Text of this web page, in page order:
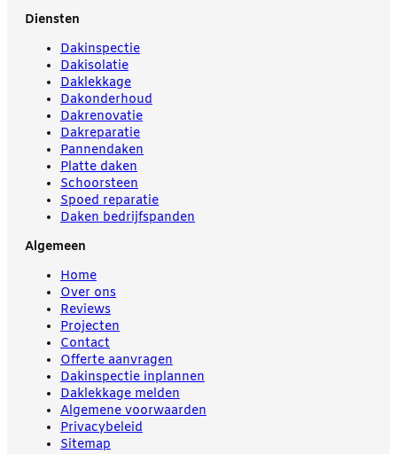
Diensten
Dakinspectie
Dakisolatie
Daklekkage
Dakonderhoud
Dakrenovatie
Dakreparatie
Pannendaken
Platte daken
Schoorsteen
Spoed reparatie
Daken bedrijfspanden
Algemeen
Home
Over ons
Reviews
Projecten
Contact
Offerte aanvragen
Dakinspectie inplannen
Daklekkage melden
Algemene voorwaarden
Privacybeleid
Sitemap